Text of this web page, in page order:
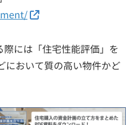
には「住宅性能評価」を
において質の高い物件かど